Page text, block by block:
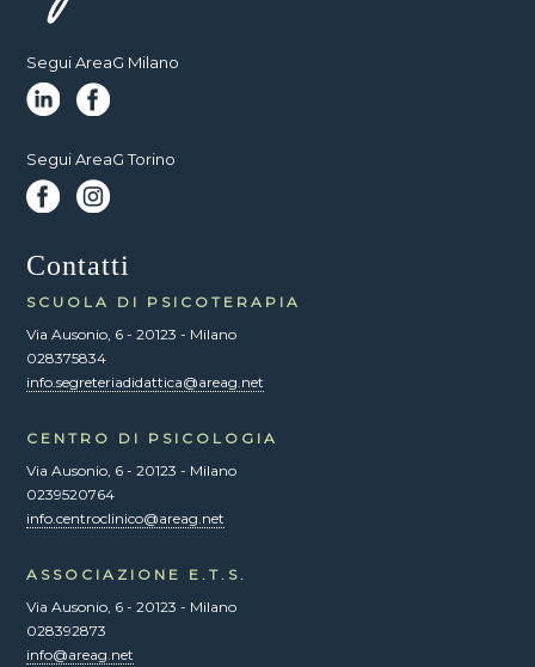
Segui AreaG Milano
Segui AreaG Torino
Contatti
SCUOLA DI PSICOTERAPIA
Via Ausonio, 6 - 20123 - Milano
028375834
info.segreteriadidattica@areag.net
CENTRO DI PSICOLOGIA
Via Ausonio, 6 - 20123 - Milano
0239520764
info.centroclinico@areag.net
ASSOCIAZIONE E.T.S.
Via Ausonio, 6 - 20123 - Milano
028392873
info@areag.net